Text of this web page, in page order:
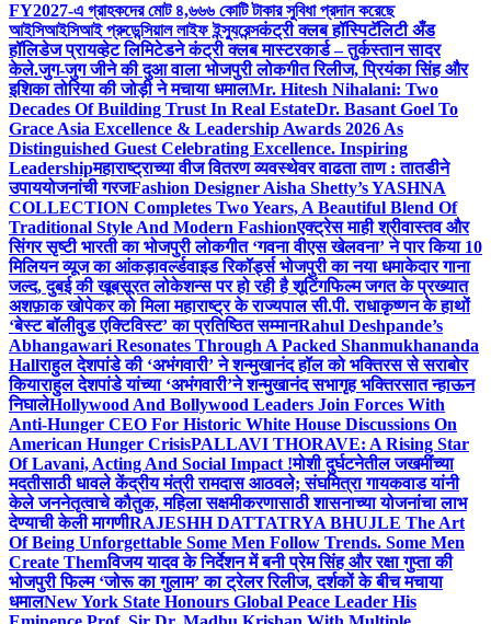
FY2027-এ গ্রাহকদের মোট ৪,৬৬৬ কোটি টাকার সুবিধা প্রদান করেছে
আইসিআইসিআই প্রুডেন্সিয়াল লাইফ ইন্স্যুরেন্সकंट्री क्लब हॉस्पिटॅलिटी अँड
हॉलिडेज प्रायव्हेट लिमिटेडने कंट्री क्लब मास्टरकार्ड – तुर्कस्तान सादर
केले.जुग-जुग जीने की दुआ वाला भोजपुरी लोकगीत रिलीज, प्रियंका सिंह और
इशिका तोरिया की जोड़ी ने मचाया धमालMr. Hitesh Nihalani: Two
Decades Of Building Trust In Real EstateDr. Basant Goel To
Grace Asia Excellence & Leadership Awards 2026 As
Distinguished Guest Celebrating Excellence. Inspiring
Leadershipमहाराष्ट्राच्या वीज वितरण व्यवस्थेवर वाढता ताण : तातडीने
उपाययोजनांची गरजFashion Designer Aisha Shetty’s YASHNA
COLLECTION Completes Two Years, A Beautiful Blend Of
Traditional Style And Modern Fashionएक्ट्रेस माही श्रीवास्तव और
सिंगर सृष्टी भारती का भोजपुरी लोकगीत ‘गवना वीएस खेलवना’ ने पार किया 10
मिलियन व्यूज का आंकड़ावर्ल्डवाइड रिकॉर्ड्स भोजपुरी का नया धमाकेदार गाना
जल्द, दुबई की खूबसूरत लोकेशन्स पर हो रही है शूटिंगफिल्म जगत के प्रख्यात
अशफ़ाक खोपेकर को मिला महाराष्ट्र के राज्यपाल सी.पी. राधाकृष्णन के हाथों
‘बेस्ट बॉलीवुड एक्टिविस्ट’ का प्रतिष्ठित सम्मानRahul Deshpande’s
Abhangawari Resonates Through A Packed Shanmukhananda
Hallराहुल देशपांडे की ‘अभंगवारी’ ने शन्मुखानंद हॉल को भक्तिरस से सराबोर
कियाराहुल देशपांडे यांच्या ‘अभंगवारी’ने शन्मुखानंद सभागृह भक्तिरसात न्हाऊन
निघालेHollywood And Bollywood Leaders Join Forces With
Anti-Hunger CEO For Historic White House Discussions On
American Hunger CrisisPALLAVI THORAVE: A Rising Star
Of Lavani, Acting And Social Impact !मोशी दुर्घटनेतील जखमींच्या
मदतीसाठी धावले केंद्रीय मंत्री रामदास आठवले; संघमित्रा गायकवाड यांनी
केले जननेतृत्वाचे कौतुक, महिला सक्षमीकरणासाठी शासनाच्या योजनांचा लाभ
देण्याची केली मागणीRAJESHH DATTATRYA BHUJLE The Art
Of Being Unforgettable Some Men Follow Trends. Some Men
Create Themविजय यादव के निर्देशन में बनी प्रेम सिंह और रक्षा गुप्ता की
भोजपुरी फिल्म ‘जोरू का गुलाम’ का ट्रेलर रिलीज, दर्शकों के बीच मचाया
धमालNew York State Honours Global Peace Leader His